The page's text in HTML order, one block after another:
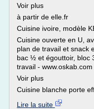
Voir plus
à partir de elle.fr
Cuisine ivoire, modèle
Cuisine ouverte en U,
plan de travail et snack
bac ½ et égouttoir, bloc
travail - www.oskab.com
Voir plus
Cuisine blanche porte
Lire la suite